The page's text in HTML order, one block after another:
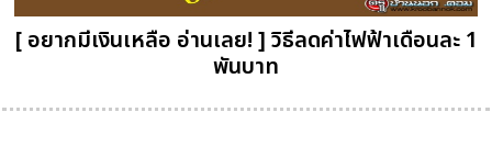
[ อยากมีเงินเหลือ อ่านเลย! ] วิธีลดค่าไฟฟ้าเดือนละ 1
พันบาท